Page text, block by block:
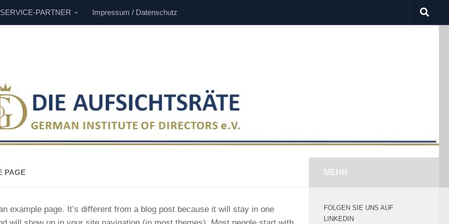
PARTNER Impressum / Datenschutz
PAGE
example page. It’s different from a blog post because it will stay in one
MEHR
FOLGEN SIE UNS AUF
LINKEDIN